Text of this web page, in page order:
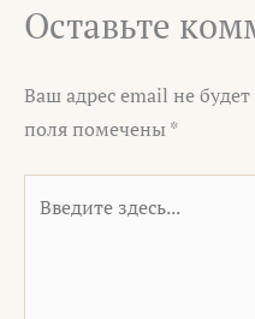
Оставьте
Ваш адрес email не
поля помечены *
здесь...